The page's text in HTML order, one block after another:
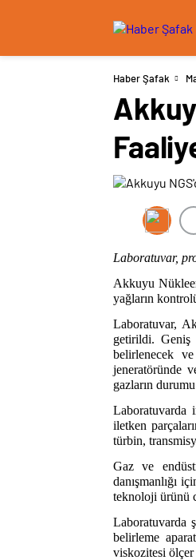
Haber Şafak
Laboratuvar,
Akkuyu
yağların
Laboratuvar,
getirildi. Geniş
belirlenecek
jeneratöründe
gazların
Laboratuvarda
iletken
türbin,
Gaz ve
danışmanlığı
teknoloji ürünü
Laboratuvarda
belirleme
viskozitesi ölçer